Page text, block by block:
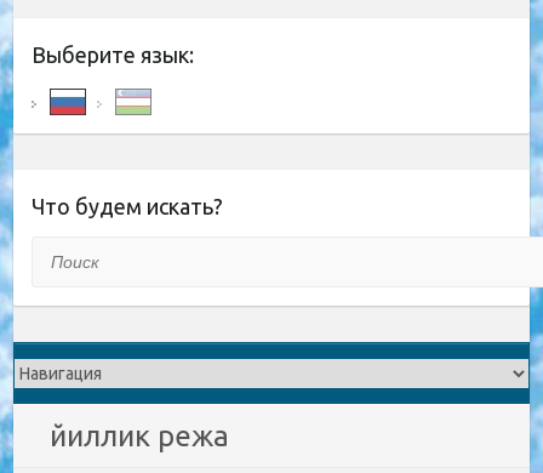
Выберите язык:
Что будем искать?
йиллик режа